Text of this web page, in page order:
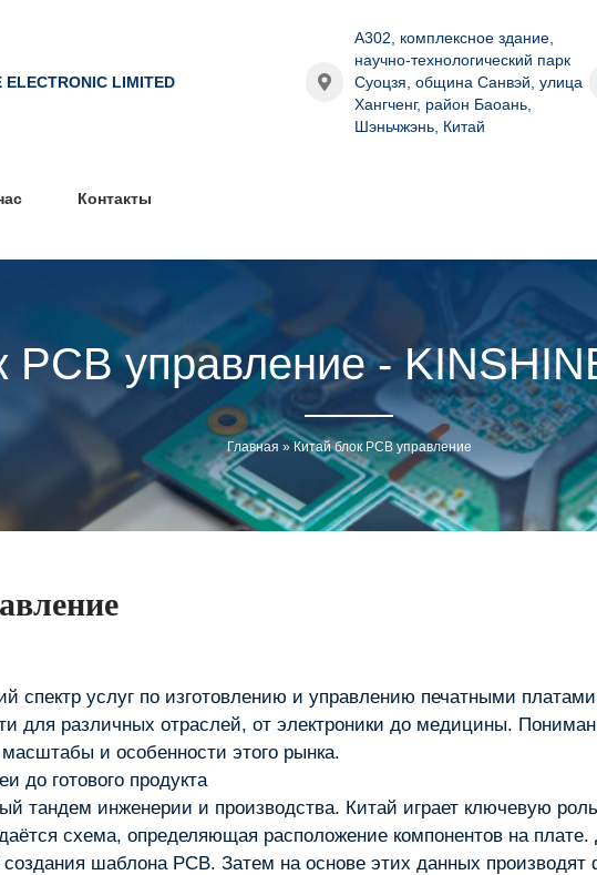
ELECTRONIC LIMITED
A302, комплексное здание,
научно-технологический парк
Суоцзя, община Санвэй, улица
Хангченг, район Баоань,
Шэньчжэнь, Китай
Контакты
PCB управление -
Главная »Китай блок PCB управление
спектр услуг по изготовлению и управлению печатными
для различных отраслей, от электроники до медицины.
и особенности этого рынка.
до готового продукта
тандем инженерии и производства. Китай играет ключевую
схема, определяющая расположение компонентов на
шаблона PCB. Затем на основе этих данных